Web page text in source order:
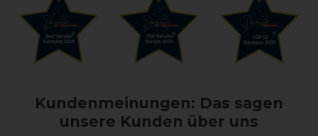
Kundenmeinungen: Das sagen
unsere Kunden über uns